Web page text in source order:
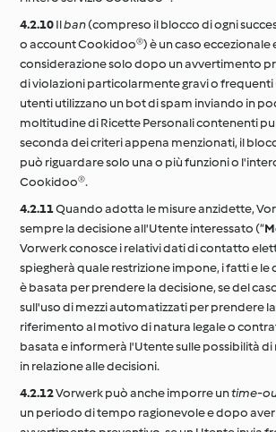
4.2.10Ilban(compreso il blocco di ogni
o account Cookidoo®) è un caso eccezionale
considerazione solo dopo un avvertimento
di violazioni particolarmente gravi o frequenti
utenti utilizzano un bot di spam inviando in
moltitudine di Ricette Personali contenenti
seconda dei criteri appena menzionati, il
può riguardare solo una o più funzioni o
Cookidoo®.
4.2.11Quando adotta le misure anzidette,
sempre la decisione all'Utente interessato (“
Vorwerk conosce i relativi dati di contatto
spiegherà quale restrizione impone, i fatti e le
è basata per prendere la decisione, se del
sull'uso di mezzi automatizzati per prendere
riferimento al motivo di natura legale o
basata e informerà l'Utente sulle possibilità
in relazione alle decisioni.
4.2.12Vorwerk può anche imporre untime-
un periodo di tempo ragionevole e dopo